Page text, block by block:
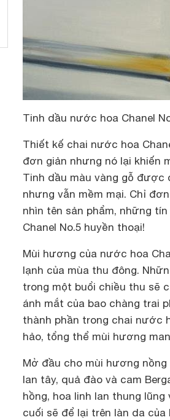
Tinh dầu nước hoa Chanel
Thiết kế chai nước hoa
đơn giản nhưng nó lại khiến
Tinh dầu màu vàng gỗ
nhưng vẫn mềm mại. Chỉ
nhìn tên sản phẩm, những
Chanel No.5 huyền thoại!
Mùi hương của nước hoa
lạnh của mùa thu đông.
trong một buổi chiều thu sẽ
ánh mắt của bao chàng trai
thành phần trong chai nước
hảo, tổng thể mùi hương
Mở đầu cho mùi hương
lan tây, quả đào và cam
hồng, hoa linh lan thung
cuối sẽ để lại trên làn da